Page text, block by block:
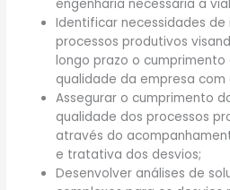
engenharia necessária a
Identificar necessidades de
processos produtivos
longo prazo o
qualidade da empresa com
Assegurar o cumprimento
qualidade dos processos
através do
e tratativa dos desvios;
Desenvolver análises de